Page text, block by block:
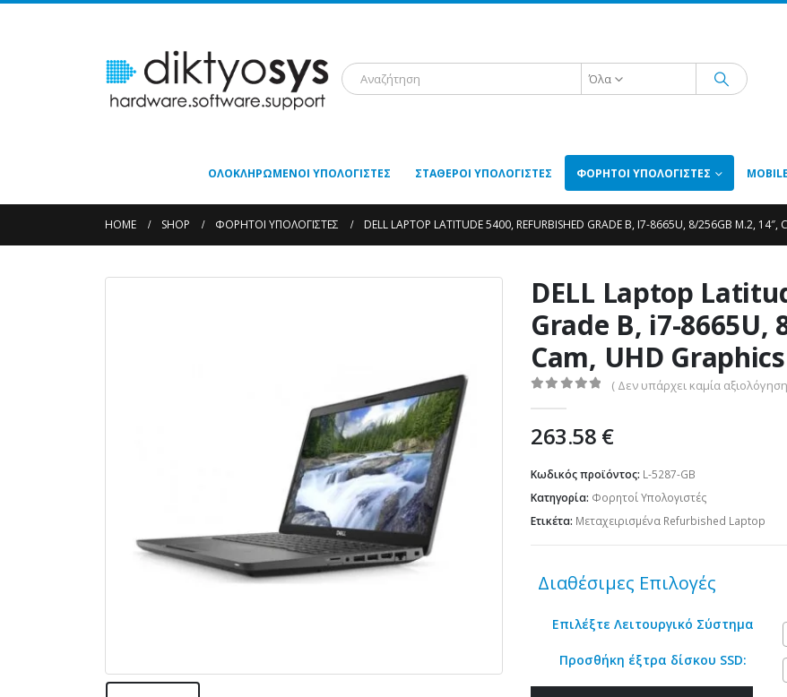
Όλα
ΟΛΟΚΛΗΡΩΜΈΝΟΙ ΥΠΟΛΟΓΙΣΤΈΣ ΣΤΑΘΕΡΟΊ ΥΠΟΛΟΓΙΣΤΈΣ ΦΟΡΗΤΟΊ ΥΠΟΛΟΓΙΣΤΈΣ MOBILE
HOME SHOP ΦΟΡΗΤΟΊ ΥΠΟΛΟΓΙΣΤΈΣ DELL LAPTOP LATITUDE 5400, REFURBISHED GRADE B, I7-8665U, 8/256GB M.2, 14″,
DELL Laptop
Grade B, i7-8665U,
Cam, UHD
( Δεν υπάρχει καμία
263.58 €
Κωδικός προϊόντος: L-5287-GB
Κατηγορία: Φορητοί Υπολογιστές
Ετικέτα: Μεταχειρισμένα Refurbished Laptop
Διαθέσιμες Επιλογές
Επιλέξτε Λειτουργικό Σύστημα
Προσθήκη έξτρα δίσκου SSD: